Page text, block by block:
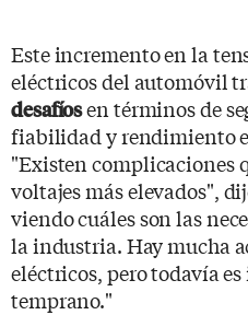
Este incremento en la
eléctricos del automóvil
desafíosen términos de
fiabilidad y rendimiento
"Existen complicaciones
voltajes más elevados",
viendo cuáles son las
la industria. Hay mucha
eléctricos, pero todavía
temprano."